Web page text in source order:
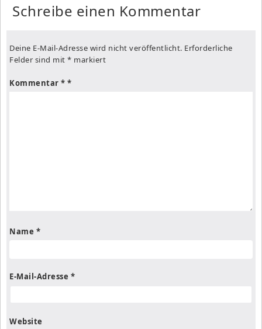
Schreibe einen Kommentar
Deine E-Mail-Adresse wird nicht veröffentlicht. Erforderliche
Felder sind mit * markiert
Kommentar *
Name *
E-Mail-Adresse *
Website